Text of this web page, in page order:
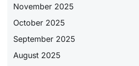
November 2025
October 2025
September 2025
August 2025